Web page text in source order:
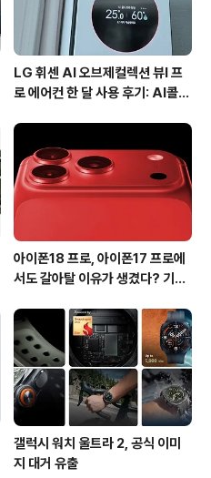
LG 휘센 AI 오브제컬렉션 뷰I 프
로 에어컨 한 달 사용 후기: AI콜드
아이폰18 프로, 아이폰17 프로에
서도 갈아탈 이유가 생겼다? 기대
갤럭시 워치 울트라 2, 공식 이미
지 대거 유출